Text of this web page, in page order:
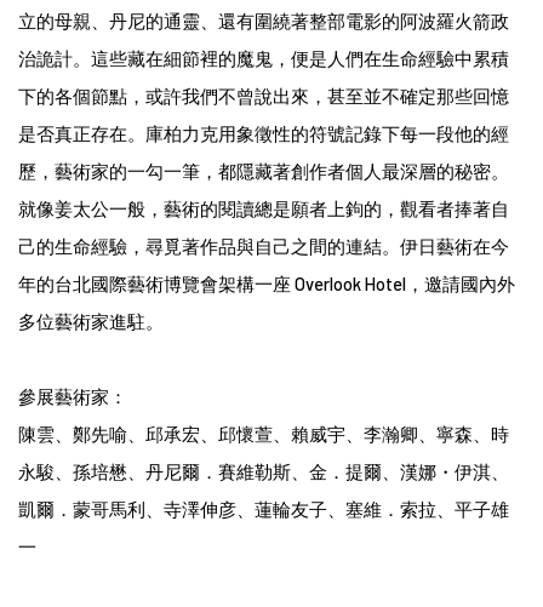
立的母親、丹尼的通靈、還有圍繞著整部電影的阿波羅火箭政
治詭計。這些藏在細節裡的魔鬼，便是人們在生命經驗中累積
下的各個節點，或許我們不曾說出來，甚至並不確定那些回憶
是否真正存在。庫柏力克用象徵性的符號記錄下每一段他的經
歷，藝術家的一勾一筆，都隱藏著創作者個人最深層的秘密。
就像姜太公一般，藝術的閱讀總是願者上鉤的，觀看者捧著自
己的生命經驗，尋覓著作品與自己之間的連結。伊日藝術在今
年的台北國際藝術博覽會架構一座 Overlook Hotel，邀請國內外
多位藝術家進駐。
參展藝術家：
陳雲、鄭先喻、邱承宏、邱懷萱、賴威宇、李瀚卿、寧森、時
永駿、孫培懋、丹尼爾．賽維勒斯、金．提爾、漢娜・伊淇、
凱爾．蒙哥馬利、寺澤伸彦、蓮輪友子、塞維．索拉、平子雄
一